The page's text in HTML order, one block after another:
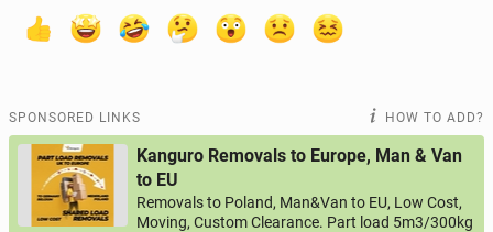
SPONSORED LINKS HOW TO ADD?
Kanguro Removals to Europe, Man & Van
to EU
Removals to Poland, Man&Van to EU, Low Cost,
Moving, Custom Clearance. Part load 5m3/300kg